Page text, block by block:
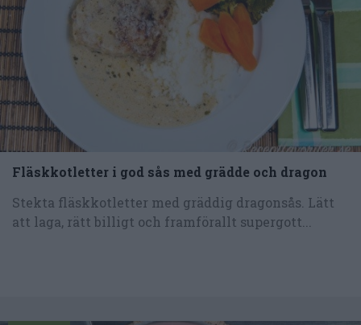
Fläskkotletter i god sås med grädde och dragon
Stekta fläskkotletter med gräddig dragonsås. Lätt
att laga, rätt billigt och framförallt supergott...